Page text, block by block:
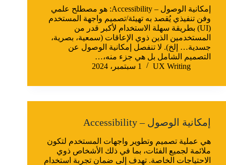
إمكانية الوصول – Accessibility: هو مصطلح علمي
وفن تنفيذي يُقصد به تهيئة/تصميم واجهة المستخدم
(UI) بطريقة سهلة الاستخدام لأكبر قدر من
المستخدمين الذين ذوي الإعاقات (سمعية، بصرية،
جسدية… إلخ). لا تنفصل إمكانية الوصول عن
التصميم الشامل بل هي جزء منه،…
UX Writing
1 سبتمبر، 2024
إمكانية الوصول – Accessibility
هي عملية تصميم وتطوير واجهات المستخدم لتكون
ملائمة لجميع الفئات، بما في ذلك الأشخاص ذوي
الاحتياجات الخاصة. تهدف إلى ضمان تجربة استخدام